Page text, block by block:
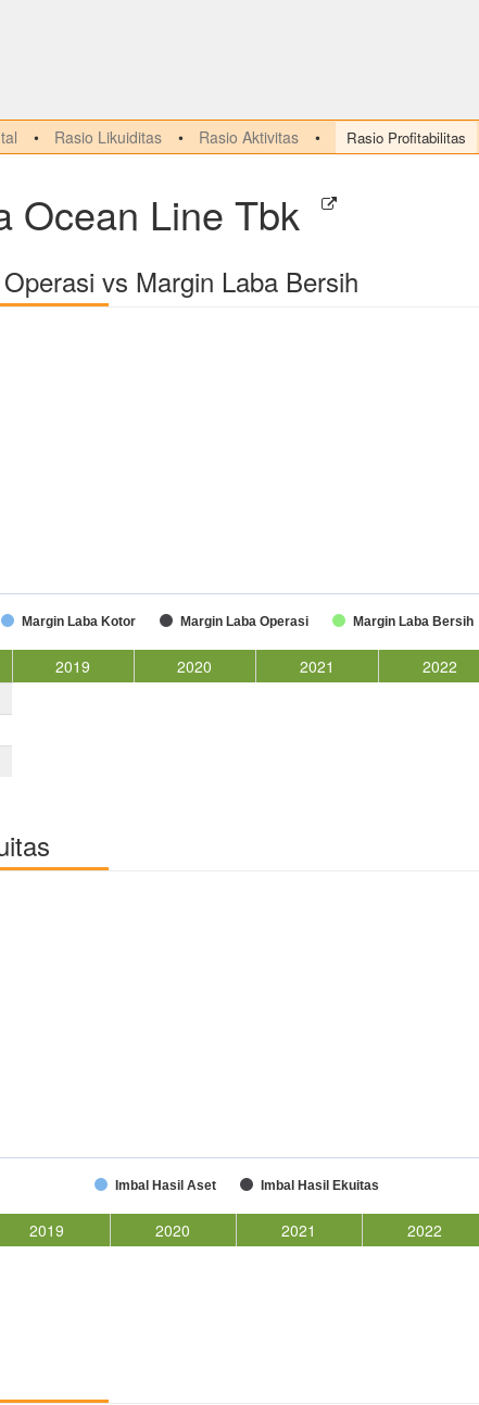
Rasio Likuiditas Rasio Aktivitas Rasio Profitabilitas
Ocean Line Tbk
vs Margin Laba Bersih
Margin Laba Kotor Margin Laba Operasi Margin Laba Bersih
2019 2020 2021 2022
Imbal Hasil Aset Imbal Hasil Ekuitas
2019 2020 2021 2022